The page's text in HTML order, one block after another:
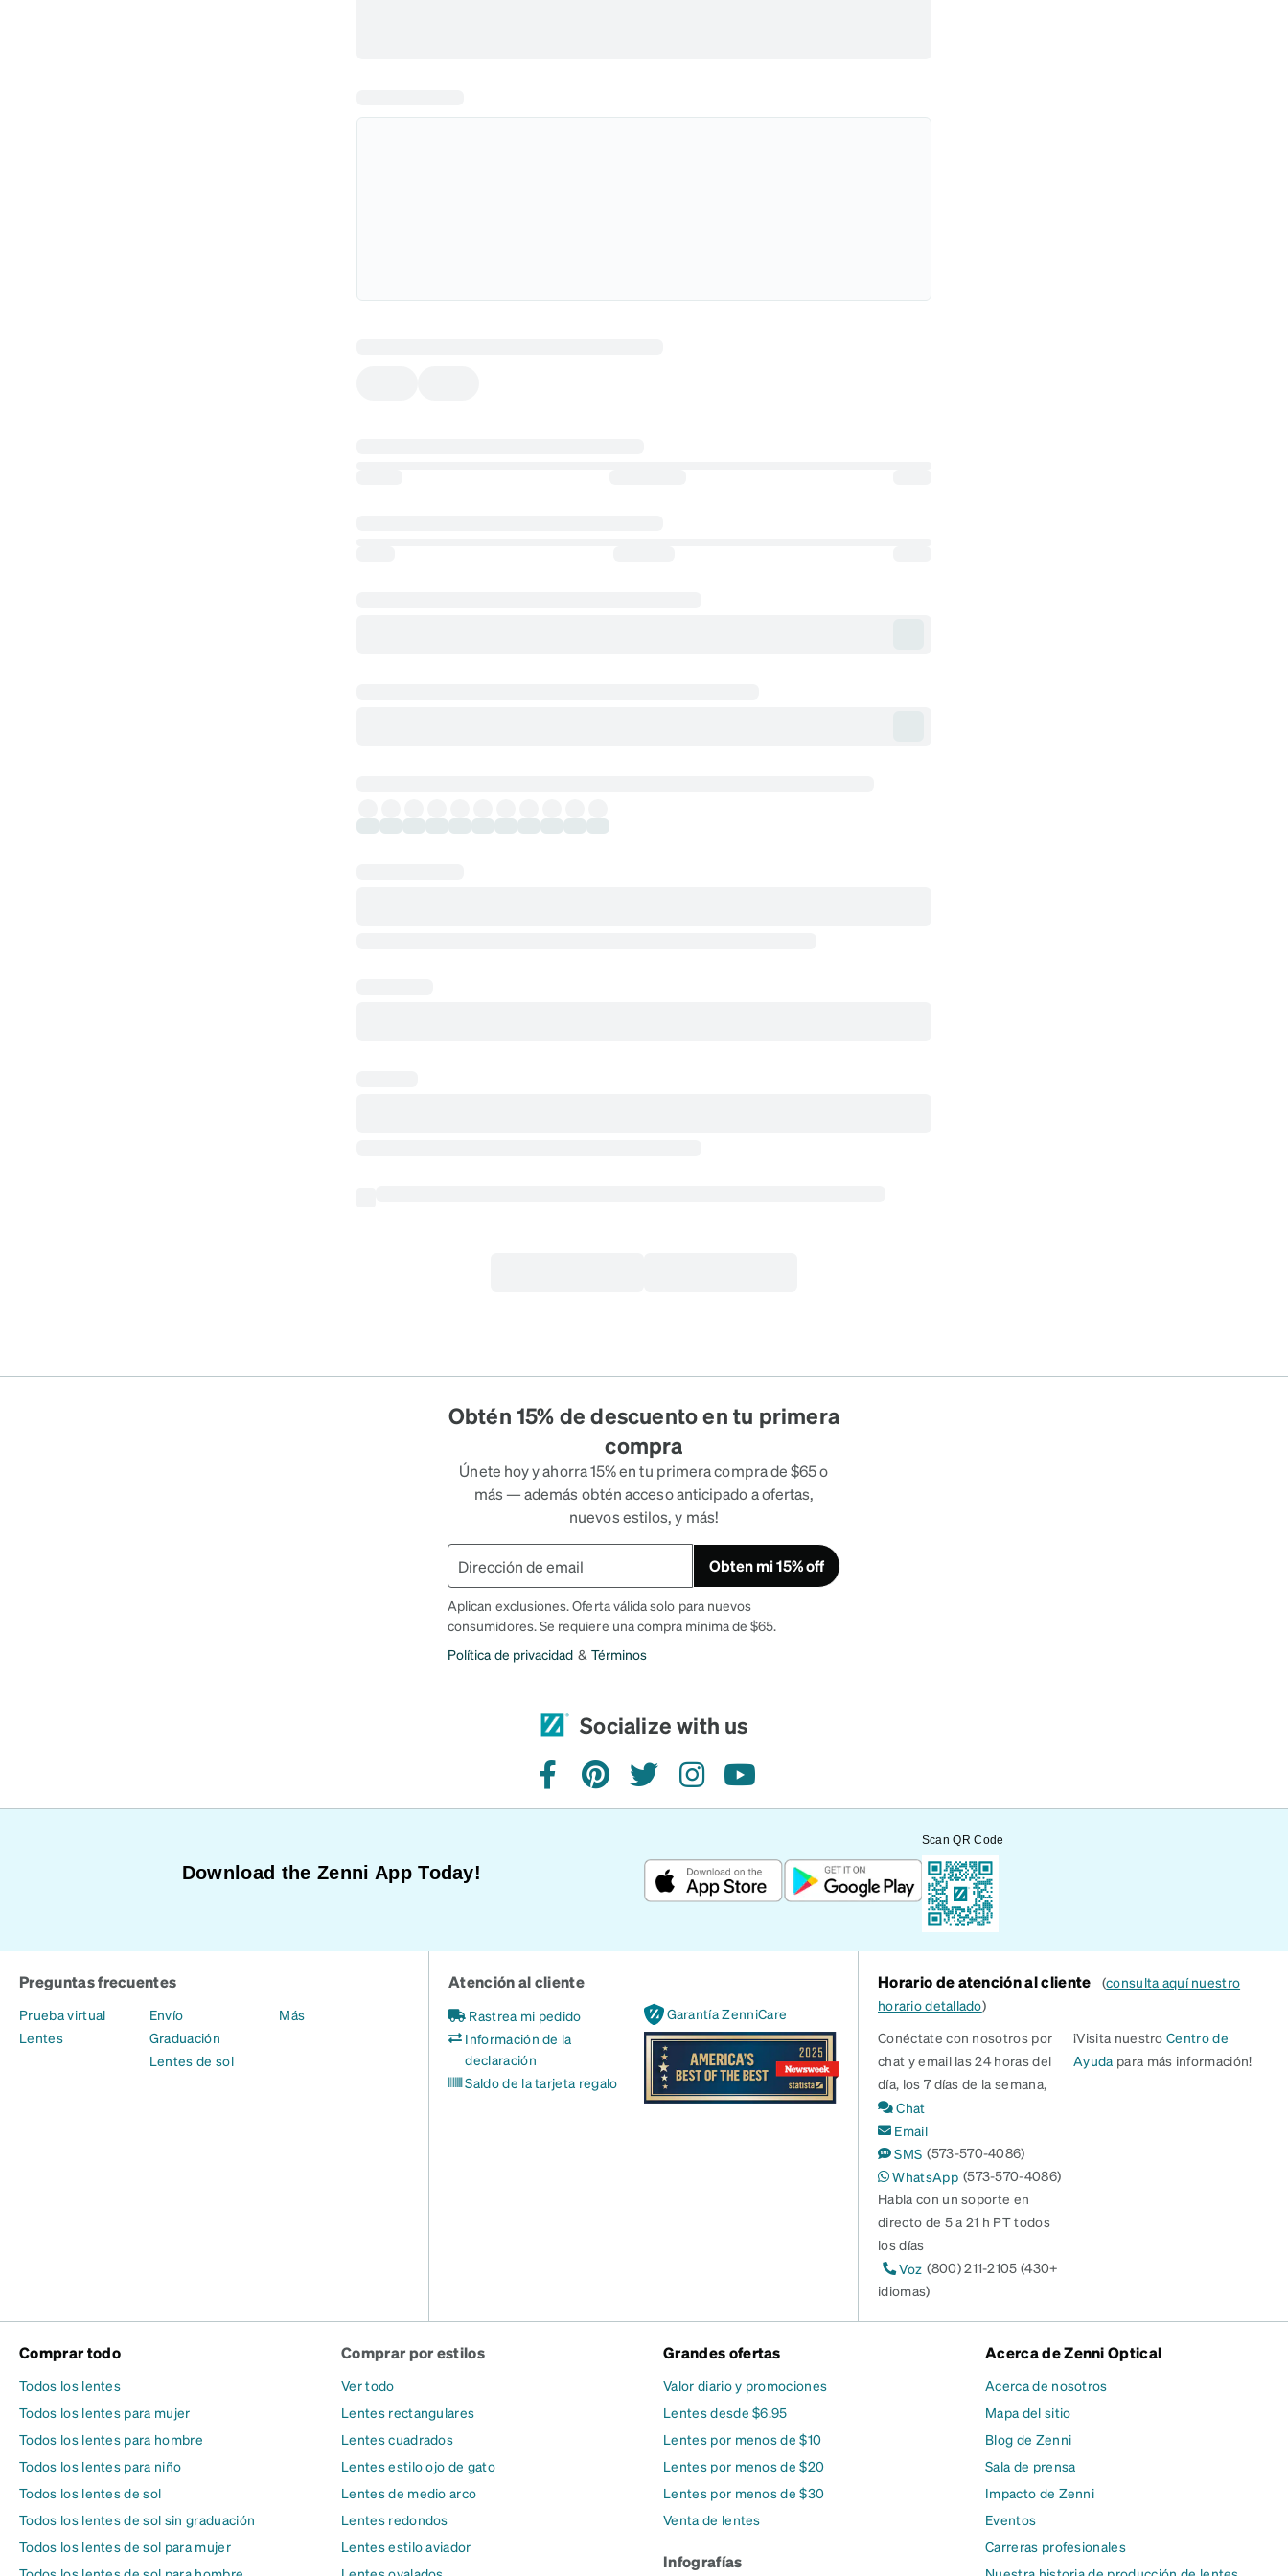
Obtén 15% de descuento en tu primera
compra
Únete hoy y ahorra 15% en tu primera compra de $65 o
más — además obtén acceso anticipado a ofertas,
nuevos estilos, y más!
Obten mi 15% off
Aplican exclusiones. Oferta válida solo para nuevos
consumidores. Se requiere una compra mínima de $65.
Política de privacidad & Términos
Socialize with us
facebookpinteresttwitterinstagramyoutube
Download the Zenni App Today!
Scan QR Code
Preguntas frecuentes
Prueba virtual
Lentes
Envío
Graduación
Lentes de sol
Más
Atención al cliente
Rastrea mi pedido
Información de la
declaración
Saldo de la tarjeta regalo
Garantía ZenniCare
Horario de atención al cliente (consulta aquí nuestro
horario detallado)
Conéctate con nosotros por
chat y email las 24 horas del
día, los 7 días de la semana,
Chat
Email
SMS (573-570-4086)
WhatsApp (573-570-4086)
Habla con un soporte en
directo de 5 a 21 h PT todos
los días
Voz (800) 211-2105 (430+
idiomas)
¡Visita nuestroCentro de
Ayuda para más información!
Comprar todo
Todos los lentes
Todos los lentes para mujer
Todos los lentes para hombre
Todos los lentes para niño
Todos los lentes de sol
Todos los lentes de sol sin graduación
Todos los lentes de sol para mujer
Comprar por estilos
Ver todo
Lentes rectangulares
Lentes cuadrados
Lentes estilo ojo de gato
Lentes de medio arco
Lentes redondos
Lentes estilo aviador
Grandes ofertas
Valor diario y promociones
Lentes desde $6.95
Lentes por menos de $10
Lentes por menos de $20
Lentes por menos de $30
Venta de lentes
Infografías
Acerca de Zenni Optical
Acerca de nosotros
Mapa del sitio
Blog de Zenni
Sala de prensa
Impacto de Zenni
Eventos
Carreras profesionales